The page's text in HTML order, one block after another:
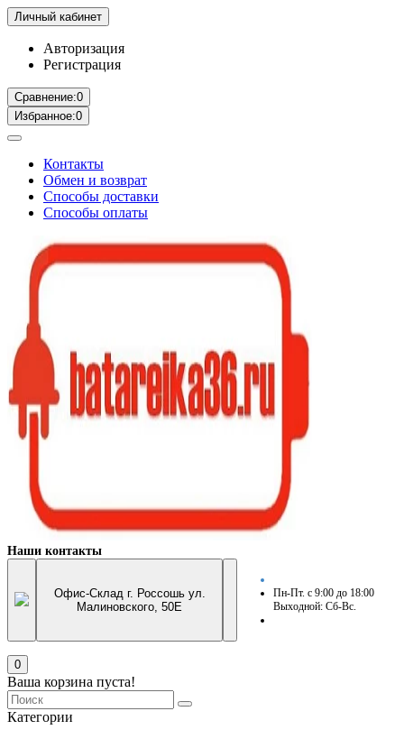
Личный кабинет
Авторизация
Регистрация
Сравнение:0
Избранное:0
Контакты
Обмен и возврат
Способы доставки
Способы оплаты
Наши контакты
Офис-Склад г. Россошь ул.
Малиновского, 50Е
Пн-Пт. с 9:00 до 18:00
Выходной: Сб-Вс.
0
Ваша корзина пуста!
Категории